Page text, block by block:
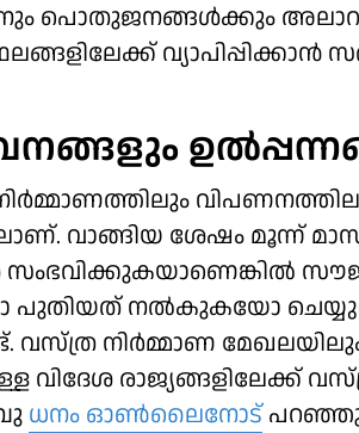
പൊതുജനങ്ങൾക്കും
വാങ്ങിയ ശേഷം മൂന്ന്
നൽകുകയോ ചെയ്യുന്ന
നിർമ്മാണ
വിദേശ രാജ്യങ്ങളിലേക്ക്
ധനം ഓണ്‍ലൈനോട്